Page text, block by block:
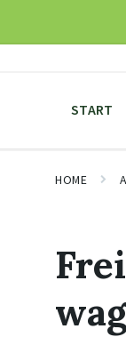
content
main
footer
START
HOME